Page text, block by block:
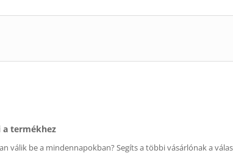
a termékhez
válik be a mindennapokban? Segíts a többi vásárlónak a